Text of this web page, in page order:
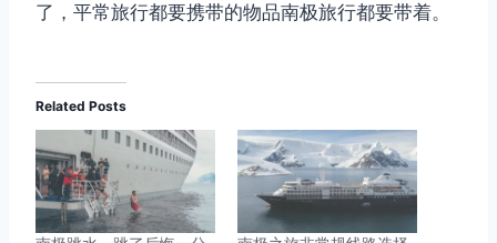
了，平常旅行都要携带的物品南极旅行都要带着。
Related Posts